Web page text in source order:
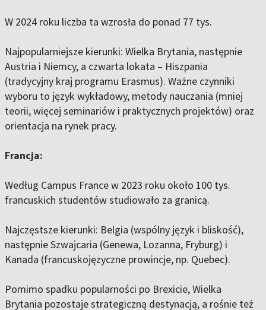
W 2024 roku liczba ta wzrosła do ponad 77 tys.
Najpopularniejsze kierunki: Wielka Brytania, następnie
Austria i Niemcy, a czwarta lokata – Hiszpania
(tradycyjny kraj programu Erasmus). Ważne czynniki
wyboru to język wykładowy, metody nauczania (mniej
teorii, więcej seminariów i praktycznych projektów) oraz
orientacja na rynek pracy.
Francja:
Według Campus France w 2023 roku około 100 tys.
francuskich studentów studiowało za granicą.
Najczęstsze kierunki: Belgia (wspólny język i bliskość),
następnie Szwajcaria (Genewa, Lozanna, Fryburg) i
Kanada (francuskojęzyczne prowincje, np. Quebec).
Pomimo spadku popularności po Brexicie, Wielka
Brytania pozostaje strategiczną destynacją, a rośnie też